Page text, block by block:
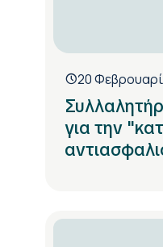
20
για την